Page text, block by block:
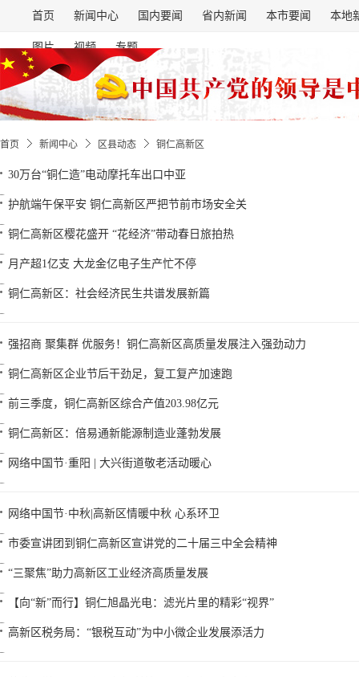
首页 新闻中心 国内要闻 省内新闻 本市要闻 本地
图片 视频 专题
首页 新闻中心 区县动态 铜仁高新区
30万台“铜仁造”电动摩托车出口中亚
护航端午保平安 铜仁高新区严把节前市场安全关
铜仁高新区樱花盛开 “花经济”带动春日旅拍热
月产超1亿支 大龙金亿电子生产忙不停
铜仁高新区：社会经济民生共谱发展新篇
强招商 聚集群 优服务！铜仁高新区高质量发展注入强劲动力
铜仁高新区企业节后干劲足，复工复产加速跑
前三季度，铜仁高新区综合产值203.98亿元
铜仁高新区：倍易通新能源制造业蓬勃发展
网络中国节·重阳 | 大兴街道敬老活动暖心
网络中国节·中秋|高新区情暖中秋 心系环卫
市委宣讲团到铜仁高新区宣讲党的二十届三中全会精神
“三聚焦”助力高新区工业经济高质量发展
【向“新”而行】铜仁旭晶光电：滤光片里的精彩“视界”
高新区税务局：“银税互动”为中小微企业发展添活力